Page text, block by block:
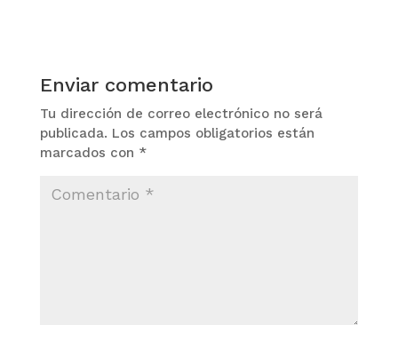
Enviar comentario
Tu dirección de correo electrónico no será
publicada. Los campos obligatorios están
marcados con *